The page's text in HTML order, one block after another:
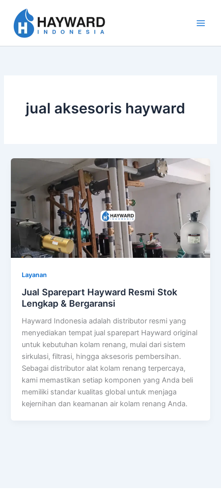
konten
jual aksesoris hayward
Layanan
Jual Sparepart Hayward Resmi Stok
Lengkap & Bergaransi
Hayward Indonesia adalah distributor resmi yang
menyediakan tempat jual sparepart Hayward original
untuk kebutuhan kolam renang, mulai dari sistem
sirkulasi, filtrasi, hingga aksesoris pembersihan.
Sebagai distributor alat kolam renang terpercaya,
kami memastikan setiap komponen yang Anda beli
memiliki standar kualitas global untuk menjaga
kejernihan dan keamanan air kolam renang Anda.